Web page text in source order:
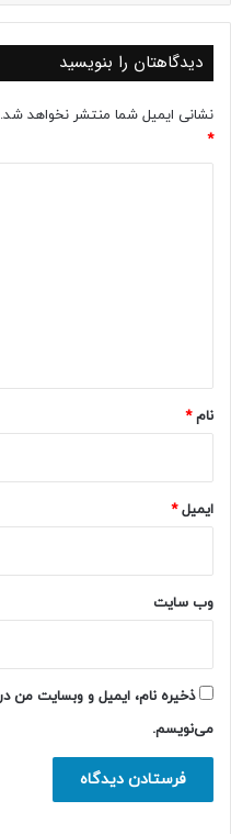
دیدگاهتان را بنویسید
نشانی ایمیل شما منتشر نخواهد شد.
*
نام*
ایمیل*
وب‌ سایت
ذخیره نام، ایمیل و وبسایت من
می‌نویسم.